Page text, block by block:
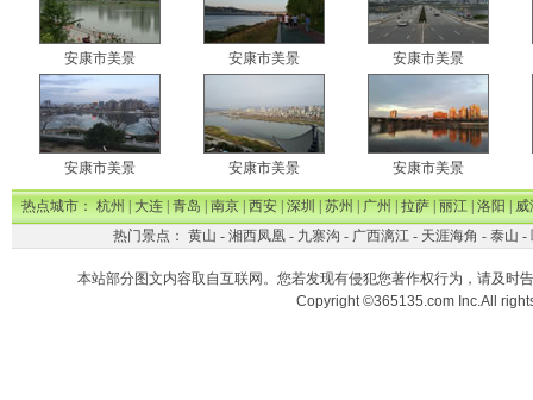
安康市美景 安康市美景 安康市美景
安康市美景 安康市美景 安康市美景
热点城市：杭州|大连|青岛|南京|西安|深圳|苏州|广州|拉萨|丽江|洛阳|威
热门景点： 黄山 - 湘西凤凰- 九寨沟 - 广西漓江- 天涯海角 - 泰山 -
本站部分图文内容取自互联网。您若发现有侵犯您著作权行为，请及时
Copyright ©365135.com Inc.All